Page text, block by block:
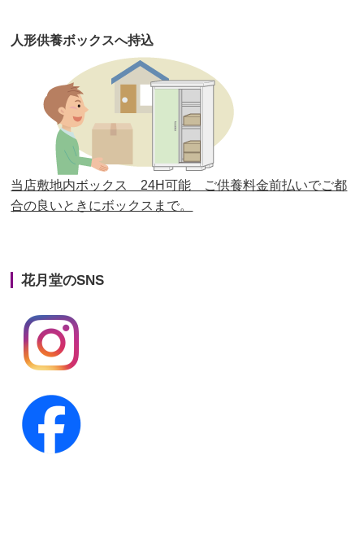
第27回人形供養祭平成29年6月14日(水)
第26回人形供養祭平成28年12月15日(木)
第25回人形供養祭 平成28年6月16日(木)
第24回人形供養祭 平成27年11月27日
第23回人形供養祭平成26年12月5日
第22回人形供養祭平成26年4月28日
第20回人形供養祭
第19回人形供養祭
第18回人形供養祭
第16回人形供養祭
第15回人形供養祭
人形供養ボックスへ持込
当店敷地内ボックス 24H可能 ご供養料金前払いでご都
合の良いときにボックスまで。
花月堂のSNS